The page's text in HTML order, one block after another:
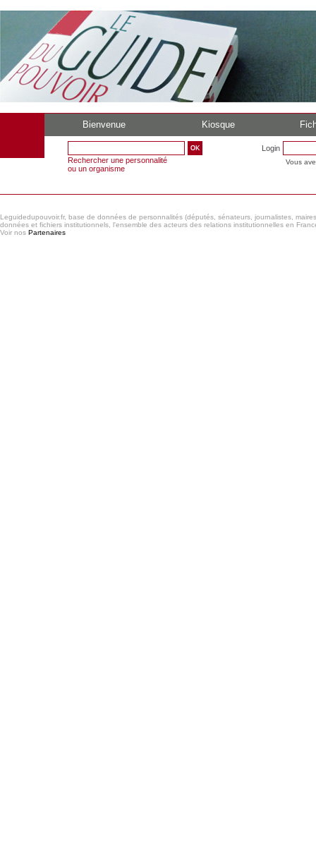
Bienvenue Kiosque
Rechercher une personnalité
ou un organisme
Login
Vous
Leguidedupouvoir.fr, base de données de personnalités (députés, sénateurs, journalistes,
données et fichiers institutionnels, l'ensemble des acteurs des relations institutionnelles en
Voir nos Partenaires